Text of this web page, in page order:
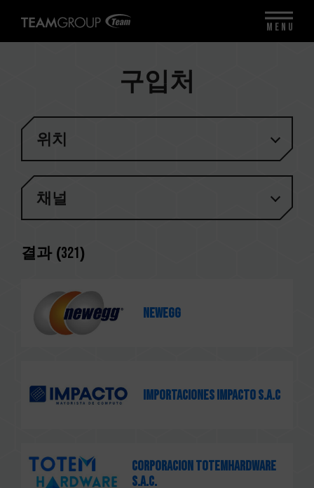
구입처
위치
채널
결과 (321)
Newegg
IMPORTACIONES IMPACTO S.A.C
CORPORACION TOTEMHARDWARE
S.A.C.
MENU